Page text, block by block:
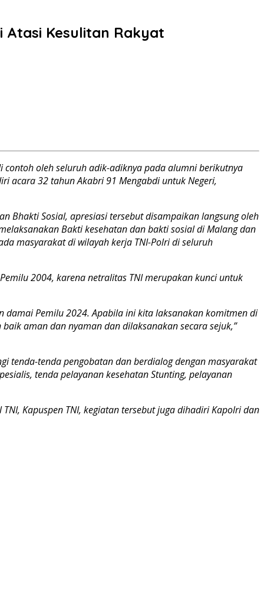
Atasi Kesulitan Rakyat
contoh oleh seluruh adik-adiknya pada alumni berikutnya
acara 32 tahun Akabri 91 Mengabdi untuk Negeri,
Bhakti Sosial, apresiasi tersebut disampaikan langsung oleh
Bakti kesehatan dan bakti sosial di Malang dan
masyarakat di wilayah kerja TNI-Polri di seluruh
2004, karena netralitas TNI merupakan kunci untuk
damai Pemilu 2024. Apabila ini kita laksanakan komitmen di
aman dan nyaman dan dilaksanakan secara sejuk,”
tenda-tenda pengobatan dan berdialog dengan masyarakat
tenda pelayanan kesehatan Stunting, pelayanan
Kapuspen TNI, kegiatan tersebut juga dihadiri Kapolri dan